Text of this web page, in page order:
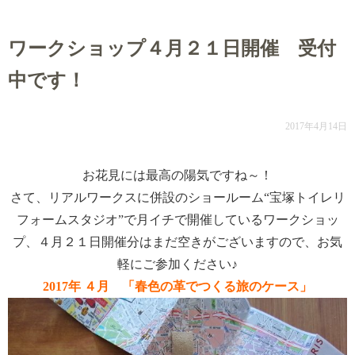
ワークショップ４月２１日開催 受付
中です！
2017年4月14日
お花見には最高の陽気ですね～！
さて、リアルワークスに併設のショールーム“宝塚トイレリ
フォームスタジオ”で月イチで開催しているワークショッ
プ、４月２１日開催分はまだ空きがございますので、お気
軽にご参加ください♪
2017年 ４月 「春色の革でつくる旅のケース」